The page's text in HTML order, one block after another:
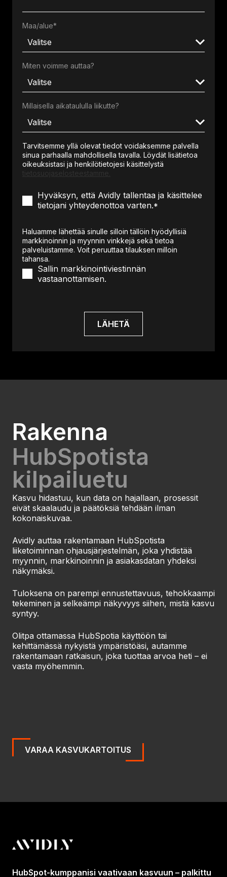
Maa/alue*
Miten voimme auttaa?
Millaisella aikataululla liikutte?
Tarvitsemme yllä olevat tiedot voidaksemme palvella
sinua parhaalla mahdollisella tavalla. Löydät lisätietoa
oikeuksistasi ja henkilötietojesi käsittelystä
tietosuojaselosteestamme.
Hyväksyn, että Avidly tallentaa ja käsittelee
tietojani yhteydenottoa varten.*
Haluamme lähettää sinulle silloin tällöin hyödyllisiä
markkinoinnin ja myynnin vinkkejä sekä tietoa
palveluistamme. Voit peruuttaa tilauksen milloin
tahansa.
Sallin markkinointiviestinnän
vastaanottamisen.
Rakenna
HubSpotista
kilpailuetu
Kasvu hidastuu, kun data on hajallaan, prosessit
eivät skaalaudu ja päätöksiä tehdään ilman
kokonaiskuvaa.
Avidly auttaa rakentamaan HubSpotista
liiketoiminnan ohjausjärjestelmän, joka yhdistää
myynnin, markkinoinnin ja asiakasdatan yhdeksi
näkymäksi.
Tuloksena on parempi ennustettavuus, tehokkaampi
tekeminen ja selkeämpi näkyvyys siihen, mistä kasvu
syntyy.
Olitpa ottamassa HubSpotia käyttöön tai
kehittämässä nykyistä ympäristöäsi, autamme
rakentamaan ratkaisun, joka tuottaa arvoa heti – ei
vasta myöhemmin.
VARAA KASVUKARTOITUS
HubSpot-kumppanisi vaativaan kasvuun – palkittu